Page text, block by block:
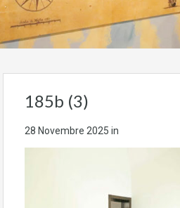
185b (3)
28 Novembre 2025 in